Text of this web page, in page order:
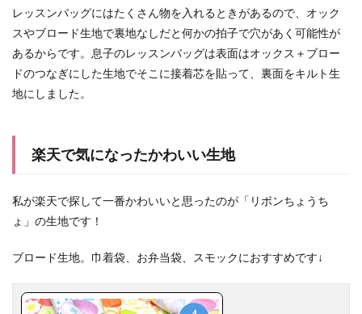
レッスンバッグにはたくさん物を入れるときがあるので、オック
スやブロード生地で裏地なしだと何かの拍子で穴があく可能性が
あるからです。息子のレッスンバッグは表面はオックス＋ブロー
ドのつなぎにした生地でそこに接着芯を貼って、裏面をキルト生
地にしました。
楽天で気になったかわいい生地
私が楽天で探して一番かわいいと思ったのが「リボンちょうち
ょ」の生地です！
ブロード生地。巾着袋、お弁当袋、スモックにおすすめです↓